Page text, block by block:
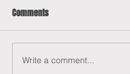
Comments
Write a comment...